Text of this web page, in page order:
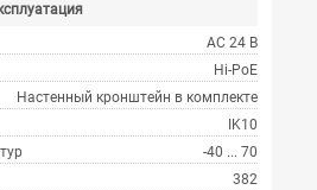
AC 24 В
Hi-PoE
Настенный кронштейн в комплекте
IK10
-40 ... 70
382